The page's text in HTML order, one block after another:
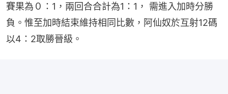
賽果為０：1，兩回合合計為1：1， 需進入加時分勝
負。惟至加時結束維持相同比數，阿仙奴於互射12碼
以4：2取勝晉級。